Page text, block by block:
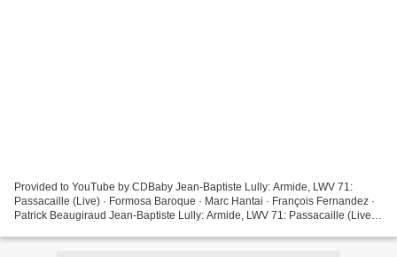
Provided to YouTube by CDBaby Jean-Baptiste Lully: Armide, LWV 71:
Passacaille (Live) · Formosa Baroque · Marc Hantai · François Fernandez ·
Patrick Beaugiraud Jean-Baptiste Lully: Armide, LWV 71: Passacaille (Live)